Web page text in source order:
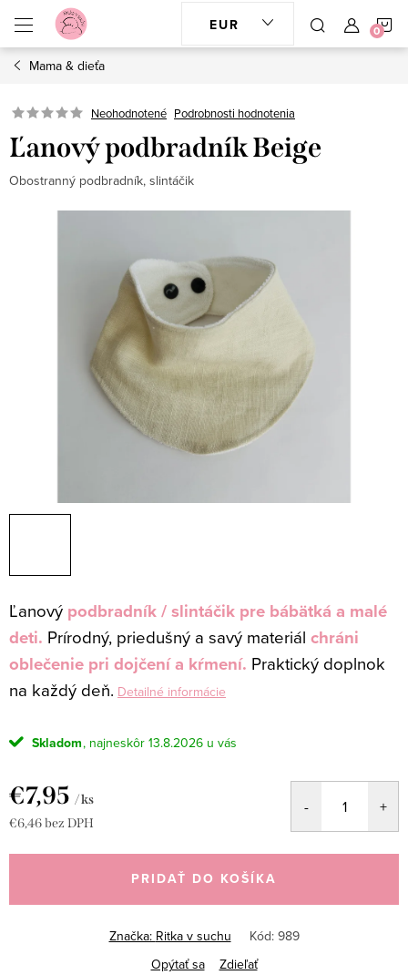
obsah
EUR
Mama & dieťa
Neohodnotené Podrobnosti hodnotenia
Ľanový podbradník Beige
Obostranný podbradník, slintáčik
Ľanový podbradník / slintáčik pre bábätká a malé
deti. Prírodný, priedušný a savý materiál chráni
oblečenie pri dojčení a kŕmení. Praktický doplnok
na každý deň. Detailné informácie
Skladom 13.8.2026
€7,95 / ks
€6,46 bez DPH
cena:
PRIDAŤ DO KOŠÍKA
Značka: Ritka v suchu Kód: 989
Opýtať sa
Zdieľať